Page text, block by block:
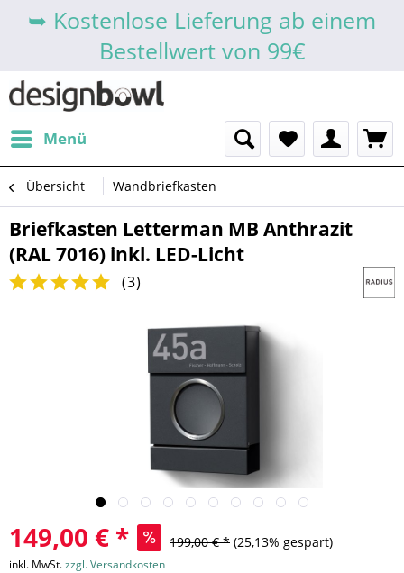
➥ Kostenlose Lieferung ab einem
Bestellwert von 99€
Menü
Übersicht Wandbriefkasten
Briefkasten Letterman MB Anthrazit
(RAL 7016) inkl. LED-Licht
(3)
149,00 € * 199,00 € * (25,13% gespart)
inkl. MwSt.zzgl. Versandkosten